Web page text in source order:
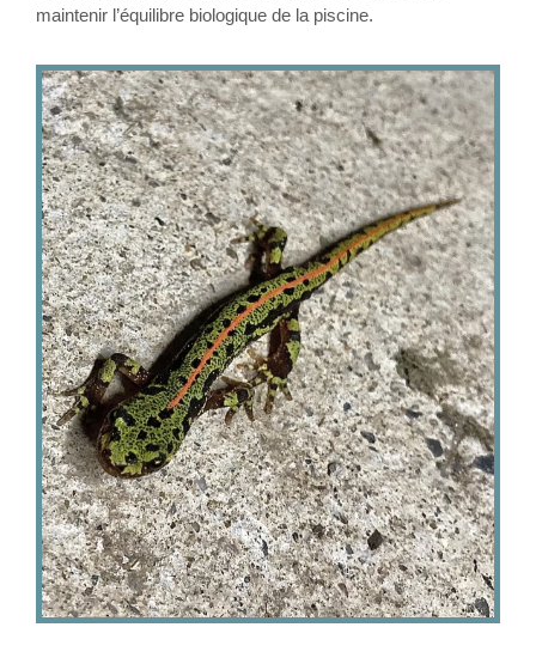
maintenir l’équilibre biologique de la piscine.